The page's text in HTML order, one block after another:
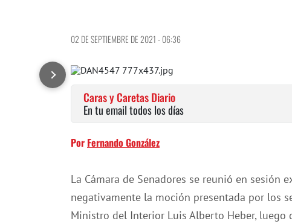
02 DE SEPTIEMBRE DE 2021 - 06:36
Caras y Caretas Diario
En tu email todos los días
Por Fernando González
La Cámara de Senadores se reunió en sesión
negativamente la moción presentada por los
Ministro del Interior Luis Alberto Heber,